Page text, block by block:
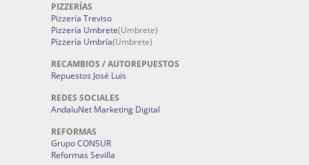
PIZZERÍAS
Pizzería Treviso
Pizzería Umbrete(Umbrete)
Pizzería Umbría(Umbrete)
RECAMBIOS / AUTOREPUESTOS
Repuestos José Luis
REDES SOCIALES
AndaluNet Marketing Digital
REFORMAS
Grupo CONSUR
Reformas Sevilla